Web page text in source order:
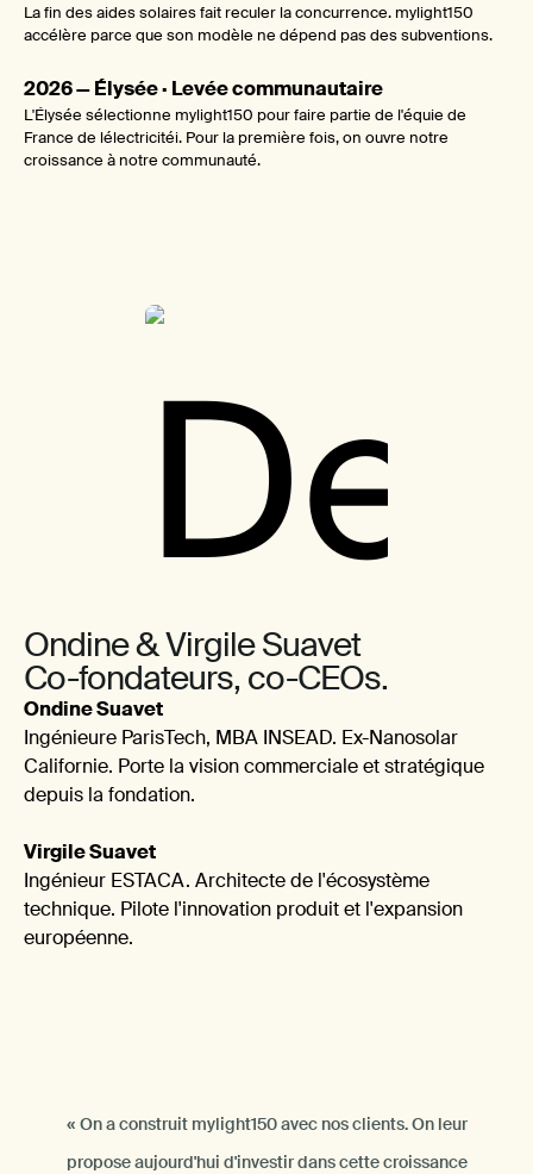
La fin des aides solaires fait reculer la concurrence. mylight150
accélère parce que son modèle ne dépend pas des subventions.
2026 — Élysée · Levée communautaire
L'Élysée sélectionne mylight150 pour faire partie de l'équie de
France de lélectricitéi. Pour la première fois, on ouvre notre
croissance à notre communauté.
Ondine & Virgile Suavet
Co-fondateurs, co-CEOs.
Ondine Suavet
Ingénieure ParisTech, MBA INSEAD. Ex-Nanosolar
Californie. Porte la vision commerciale et stratégique
depuis la fondation.
Virgile Suavet
Ingénieur ESTACA. Architecte de l'écosystème
technique. Pilote l'innovation produit et l'expansion
européenne.
« On a construit mylight150 avec nos clients. On leur
propose aujourd'hui d'investir dans cette croissance